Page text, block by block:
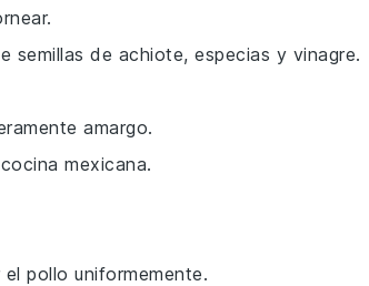
semillas de achiote, especias y vinagre.
amargo.
mexicana.
pollo uniformemente.